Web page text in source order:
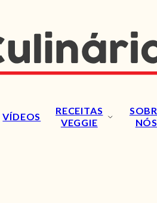
VÍDEOS
RECEITAS
VEGGIE
NÓS